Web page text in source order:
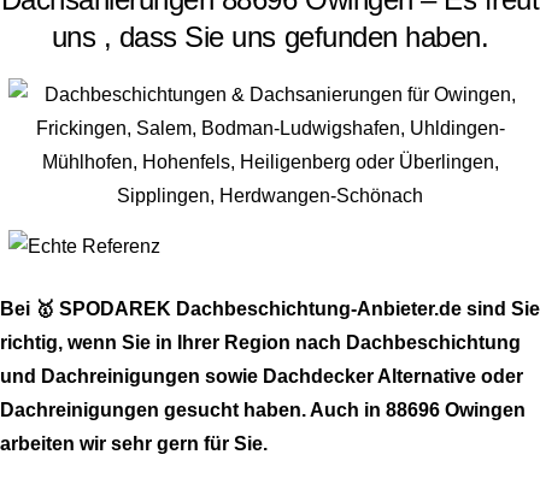
uns , dass Sie uns gefunden haben.
Bei 🥇 SPODAREK Dachbeschichtung-Anbieter.de sind Sie
richtig, wenn Sie in Ihrer Region nach Dachbeschichtung
und Dachreinigungen sowie Dachdecker Alternative oder
Dachreinigungen gesucht haben. Auch in 88696 Owingen
arbeiten wir sehr gern für Sie.